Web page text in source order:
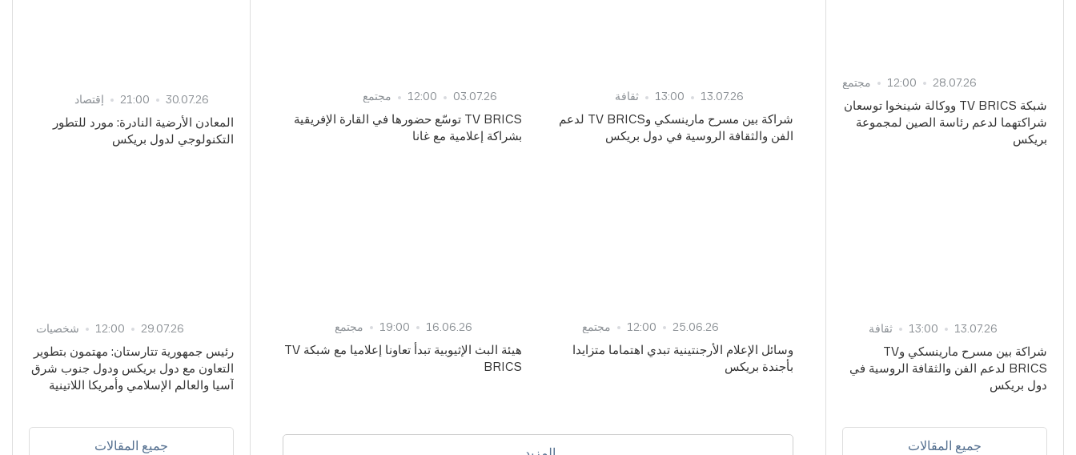
28.07.26
12:00 مجتمع
شبكة TV BRICS ووكالة شينخوا توسعان
شراكتهما لدعم رئاسة الصين لمجموعة
بريكس
13.07.26
13:00 ثقافة
شراكة بين مسرح مارينسكي وTV
BRICS لدعم الفن والثقافة الروسية في
دول بريكس
جميع المقالات
13.07.26
13:00 ثقافة
شراكة بين مسرح مارينسكي وTV BRICS لدعم
الفن والثقافة الروسية في دول بريكس
03.07.26
12:00 مجتمع
TV BRICS توسّع حضورها في القارة الإفريقية
بشراكة إعلامية مع غانا
25.06.26
12:00 مجتمع
وسائل الإعلام الأرجنتينية تبدي اهتماما متزايدا
بأجندة بريكس
16.06.26
19:00 مجتمع
هيئة البث الإثيوبية تبدأ تعاونا إعلاميا مع شبكة TV
BRICS
30.07.26
21:00 إقتصاد
المعادن الأرضية النادرة: مورد للتطور
التكنولوجي لدول بريكس
29.07.26
12:00 شخصيات
رئيس جمهورية تتارستان: مهتمون بتطوير
التعاون مع دول بريكس ودول جنوب شرق
آسيا والعالم الإسلامي وأمريكا اللاتينية
جميع المقالات